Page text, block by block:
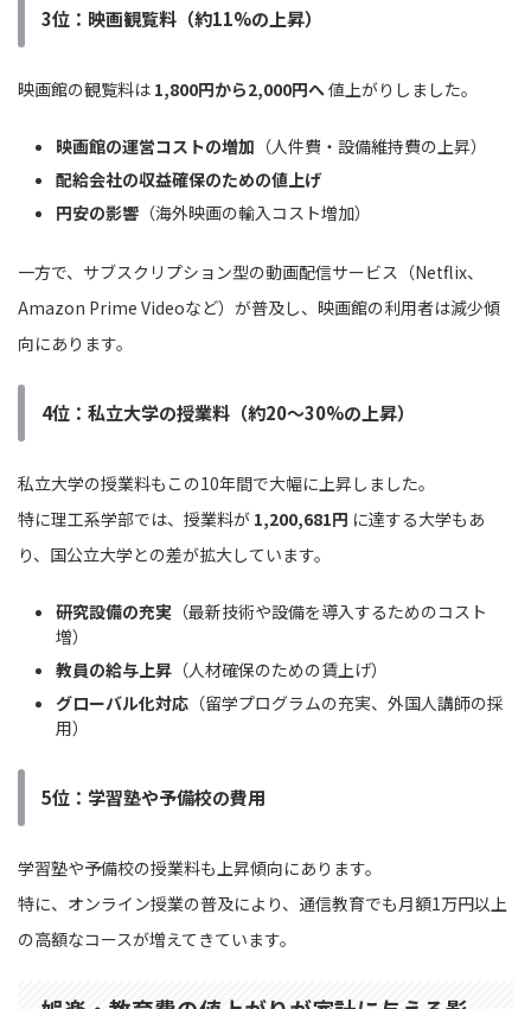
3位：映画観覧料（約11%の上昇）
映画館の観覧料は 1,800円から2,000円へ値上がりしました。
映画館の運営コストの増加 （人件費・設備維持費の上昇）
配給会社の収益確保のための値上げ
円安の影響 （海外映画の輸入コスト増加）
一方で、サブスクリプション型の動画配信サービス（Netflix、
Amazon Prime Videoなど）が普及し、映画館の利用者は減少傾
向にあります。
4位：私立大学の授業料（約20〜30%の上昇）
私立大学の授業料もこの10年間で大幅に上昇しました。
特に理工系学部では、授業料が 1,200,681円 に達する大学もあ
り、国公立大学との差が拡大しています。
研究設備の充実 （最新技術や設備を導入するためのコスト
増）
教員の給与上昇 （人材確保のための賃上げ）
グローバル化対応 （留学プログラムの充実、外国人講師の採
用）
5位：学習塾や予備校の費用
学習塾や予備校の授業料も上昇傾向にあります。
特に、オンライン授業の普及により、通信教育でも月額1万円以上
の高額なコースが増えてきています。